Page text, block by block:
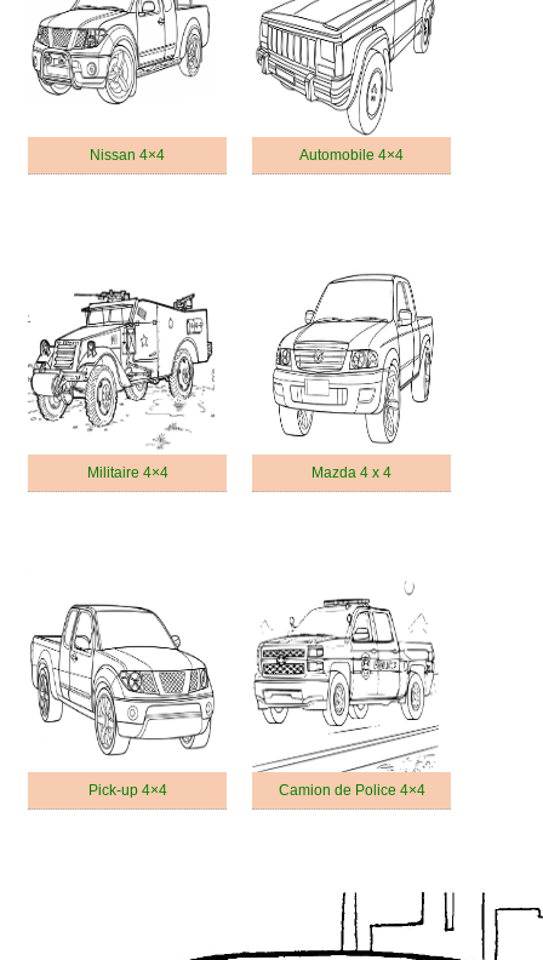
Nissan 4×4 Automobile 4×4
Militaire 4×4 Mazda 4 x 4
Pick-up 4×4 Camion de Police 4×4